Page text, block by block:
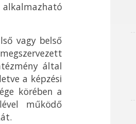
vagy belső
által
a képzési
körében a
működő